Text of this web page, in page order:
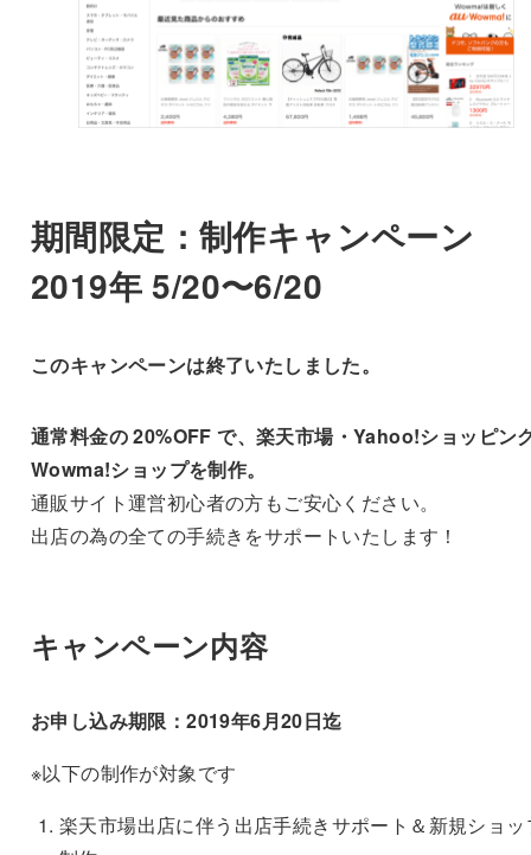
期間限定：制作キャンペーン
2019年 5/20〜6/20
このキャンペーンは終了いたしました。
通常料金の 20%OFF で、楽天市場・Yahoo!ショッピン
Wowma!ショップを制作。
通販サイト運営初心者の方もご安心ください。
出店の為の全ての手続きをサポートいたします！
キャンペーン内容
お申し込み期限：2019年6月20日迄
※以下の制作が対象です
楽天市場出店に伴う出店手続きサポート＆新規ショッ